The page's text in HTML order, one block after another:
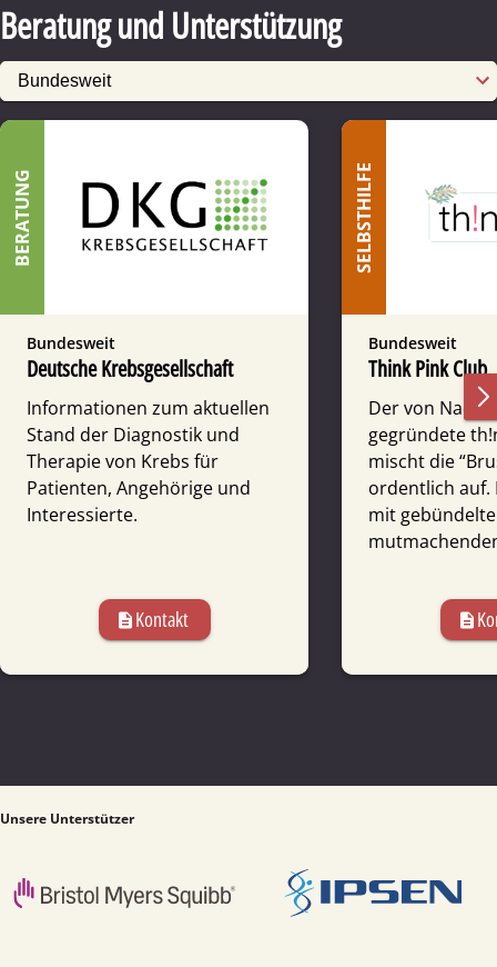
Beratung und Unterstützung
BERATUNG
Bundesweit
Deutsche Krebsgesellschaft
Informationen zum aktuellen
Stand der Diagnostik und
Therapie von Krebs für
Patienten, Angehörige und
Interessierte.
description Kontakt
SELBSTHILFE
Bundesweit
Think Pink Club
Der von Nadja
gegründete
mischt die
ordentlich auf.
mit
description
Unsere Unterstützer